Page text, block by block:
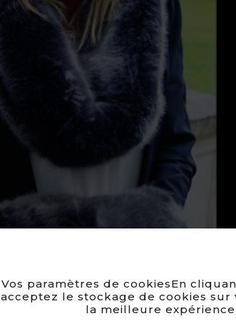
Vos paramètres de cookiesEn
acceptez le stockage de cookies
la meilleure